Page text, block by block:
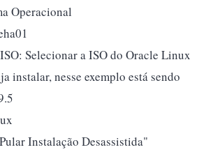
Operacional
Selecionar a ISO do Oracle Linux
instalar, nesse exemplo está sendo
Instalação Desassistida"